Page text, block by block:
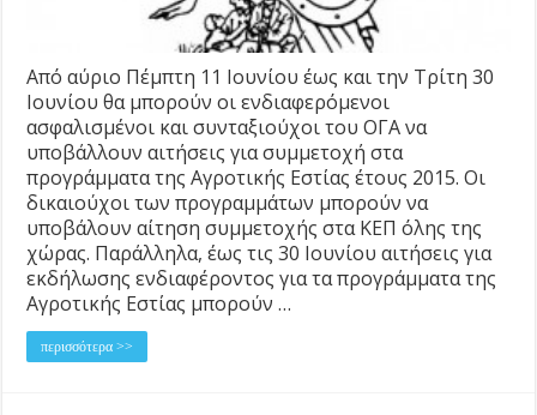
Από αύριο Πέμπτη 11 Ιουνίου έως και την Τρίτη 30
Ιουνίου θα μπορούν οι ενδιαφερόμενοι
ασφαλισμένοι και συνταξιούχοι του ΟΓΑ να
υποβάλλουν αιτήσεις για συμμετοχή στα
προγράμματα της Αγροτικής Εστίας έτους 2015. Οι
δικαιούχοι των προγραμμάτων μπορούν να
υποβάλουν αίτηση συμμετοχής στα ΚΕΠ όλης της
χώρας. Παράλληλα, έως τις 30 Ιουνίου αιτήσεις για
εκδήλωσης ενδιαφέροντος για τα προγράμματα της
Αγροτικής Εστίας μπορούν …
περισσότερα >>